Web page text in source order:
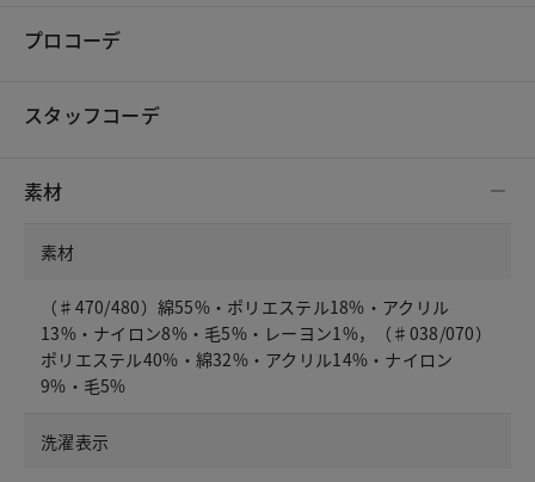
プロコーデ
スタッフコーデ
素材
素材
（♯470/480）綿55%・ポリエステル18%・アクリル
13%・ナイロン8%・毛5%・レーヨン1%，（♯038/070）
ポリエステル40%・綿32%・アクリル14%・ナイロン
9%・毛5%
洗濯表示